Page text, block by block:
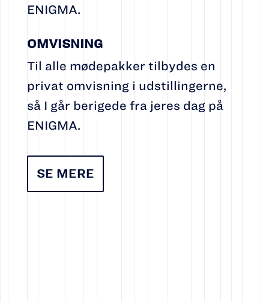
ENIGMA.
OMVISNING
Til alle mødepakker tilbydes en
privat omvisning i udstillingerne,
så I går berigede fra jeres dag på
ENIGMA.
SE MERE